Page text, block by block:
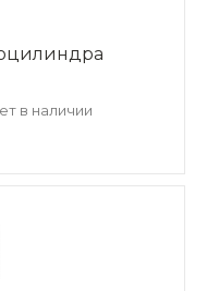
в наличии